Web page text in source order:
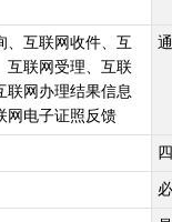
、互联网收件、互
互联网受理、互联
联网办理结果信息
网电子证照反馈